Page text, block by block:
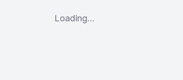
Loading...